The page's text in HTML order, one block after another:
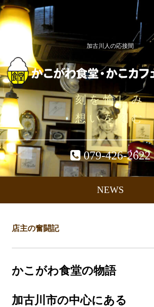
加古川人の応接間
刻を愉しみ
想いを刻む
079-426-2622
NEWS
店主の奮闘記
かこがわ食堂の物語
加古川市の中心にある